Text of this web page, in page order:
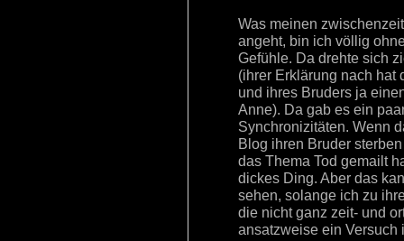
Was meinen
angeht, bin ich völlig
Gefühle. Da drehte sich
(ihrer Erklärung nach hat
und ihres Bruders ja
Anne). Da gab es ein
Synchronizitäten. Wenn
Blog ihren Bruder
das Thema Tod gemailt
dickes Ding. Aber das
sehen, solange ich zu
die nicht ganz zeit- und
ansatzweise ein Versuch